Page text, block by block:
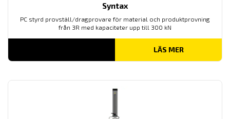
Syntax
PC styrd provställ/dragprovare för material och produktprovning
från 3R med kapaciteter upp till 300 kN
LÄS MER